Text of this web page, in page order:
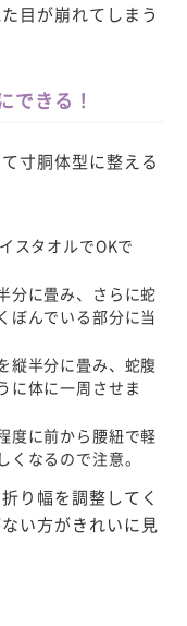
目が崩れてしまう
できる！
寸胴体型に整える
スタオルでOKで
分に畳み、さらに蛇
ぼんでいる部分に当
縦半分に畳み、蛇腹
に体に一周させま
度に前から腰紐で軽
なるので注意。
り幅を調整してく
い方がきれいに見